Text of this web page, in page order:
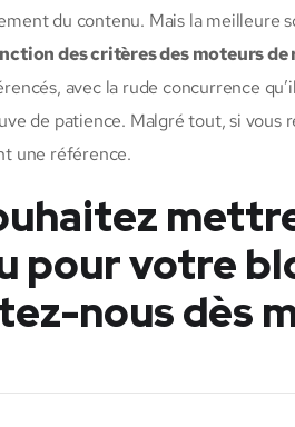
du contenu. Mais la meilleure
des critères des moteurs de
avec la rude concurrence
de patience. Malgré tout, si vous
une référence.
pour votre
nous dès